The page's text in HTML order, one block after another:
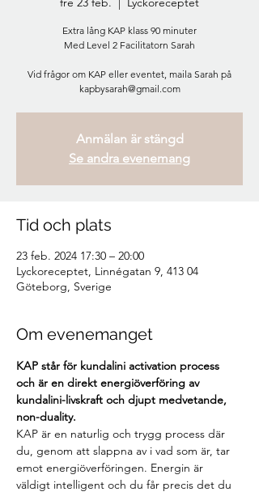
Extra lång KAP klass 90 minuter
Med Level 2 Facilitatorn Sarah
Vid frågor om KAP eller eventet, maila Sarah på
kapbysarah@gmail.com
Anmälan är stängd
Se andra evenemang
Tid och plats
23 feb. 2024 17:30 – 20:00
Lyckoreceptet, Linnégatan 9, 413 04
Göteborg, Sverige
Om evenemanget
KAP står för kundalini activation process
och är en direkt energiöverföring av
kundalini-livskraft och djupt medvetande,
non-duality.
KAP är en naturlig och trygg process där
du, genom att slappna av i vad som är, tar
emot energiöverföringen. Energin är
väldigt intelligent och du får precis det du